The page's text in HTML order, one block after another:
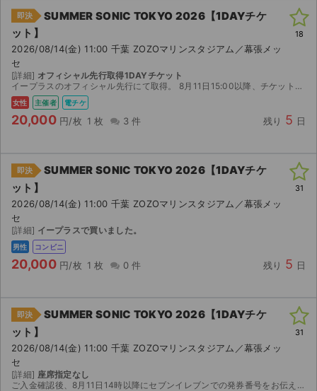
即決
SUMMER SONIC TOKYO 2026【1DAYチケ
ット】
2026/08/14(金) 11:00 千葉 ZOZOマリンスタジアム／幕張メッ
セ
[詳細] オフィシャル先行取得1DAYチケット
イープラスのオフィシャル先行にて取得。 8月11日15:00以降、チケットのダウンロードが可能になり次第イープラスのスマチケにて分配予定です。
女性 主催者 電チケ
20,000 円/枚 1 枚 3 件 残り 5 日
18
即決
SUMMER SONIC TOKYO 2026【1DAYチケ
ット】
2026/08/14(金) 11:00 千葉 ZOZOマリンスタジアム／幕張メッ
セ
[詳細] イープラスで買いました。
男性 コンビニ
20,000 円/枚 1 枚 0 件 残り 5 日
31
即決
SUMMER SONIC TOKYO 2026【1DAYチケ
ット】
2026/08/14(金) 11:00 千葉 ZOZOマリンスタジアム／幕張メッ
セ
[詳細] 座席指定なし
ご入金確認後、8月11日14時以降にセブンイレブンでの発券番号をお伝えします。発券の際に店頭発券手数料165円を別途お支払いください。
31